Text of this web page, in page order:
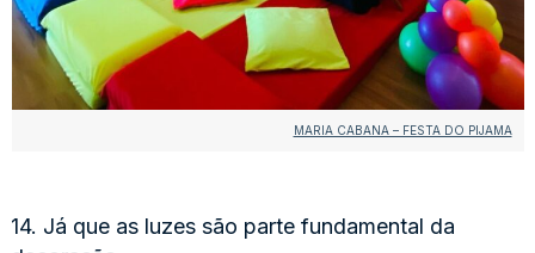
MARIA CABANA – FESTA DO PIJAMA
14. Já que as luzes são parte fundamental da